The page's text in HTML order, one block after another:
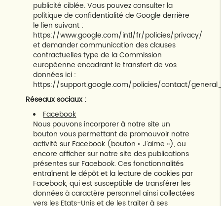
publicité ciblée. Vous pouvez consulter la
politique de confidentialité de Google derrière
le lien suivant :
https://www.google.com/intl/fr/policies/privacy/
et demander communication des clauses
contractuelles type de la Commission
européenne encadrant le transfert de vos
données ici :
https://support.google.com/policies/contact/
Réseaux sociaux :
Facebook
Nous pouvons incorporer à notre site un
bouton vous permettant de promouvoir notre
activité sur Facebook (bouton « J’aime »), ou
encore afficher sur notre site des publications
présentes sur Facebook. Ces fonctionnalités
entraînent le dépôt et la lecture de cookies par
Facebook, qui est susceptible de transférer les
données à caractère personnel ainsi collectées
vers les Etats-Unis et de les traiter à ses